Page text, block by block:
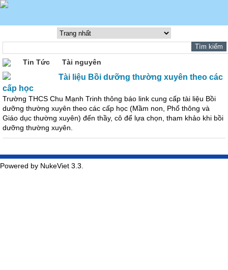
Tin Tức Tài nguyên
Tài liệu Bồi dưỡng thường xuyên theo các
cấp học
Trường THCS Chu Mạnh Trinh thông báo link cung cấp tài liệu Bồi
dưỡng thường xuyên theo các cấp học (Mầm non, Phổ thông và
Giáo dục thường xuyên) đến thầy, cô để lựa chọn, tham khảo khi bồi
dưỡng thường xuyên.
Powered by NukeViet 3.3.